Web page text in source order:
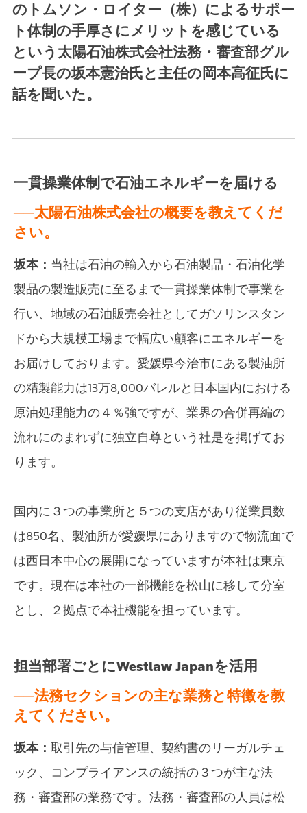
のトムソン・ロイター（株）によるサポー
ト体制の手厚さにメリットを感じている
という太陽石油株式会社法務・審査部グル
ープ長の坂本憲治氏と主任の岡本高征氏に
話を聞いた。
一貫操業体制で石油エネルギーを届ける
──太陽石油株式会社の概要を教えてくだ
さい。
坂本： 当社は石油の輸入から石油製品・石油化学
製品の製造販売に至るまで一貫操業体制で事業を
行い、地域の石油販売会社としてガソリンスタン
ドから大規模工場まで幅広い顧客にエネルギーを
お届けしております。愛媛県今治市にある製油所
の精製能力は13万8,000バレルと日本国内における
原油処理能力の４％強ですが、業界の合併再編の
流れにのまれずに独立自尊という社是を掲げてお
ります。
国内に３つの事業所と５つの支店があり従業員数
は850名、製油所が愛媛県にありますので物流面で
は西日本中心の展開になっていますが本社は東京
です。現在は本社の一部機能を松山に移して分室
とし、２拠点で本社機能を担っています。
担当部署ごとにWestlaw Japanを活用
──法務セクションの主な業務と特徴を教
えてください。
坂本： 取引先の与信管理、契約書のリーガルチェ
ック、コンプライアンスの統括の３つが主な法
務・審査部の業務です。法務・審査部の人員は松